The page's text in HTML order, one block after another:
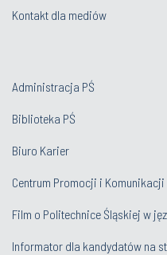
Kontakt dla mediów
Administracja PŚ
Biblioteka PŚ
Biuro Karier
Centrum Promocji i Komunikacji
Film o Politechnice Śląskiej w
Informator dla kandydatów na